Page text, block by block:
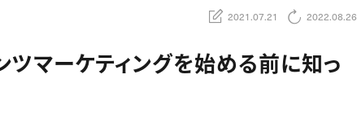
2021.07.21 2022.08.26
ツマーケティングを始める前に知っ